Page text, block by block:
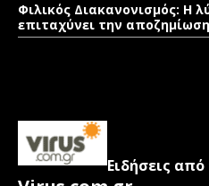
Φιλικός Διακανονισμός: Η
επιταχύνει την
Ειδήσεις από